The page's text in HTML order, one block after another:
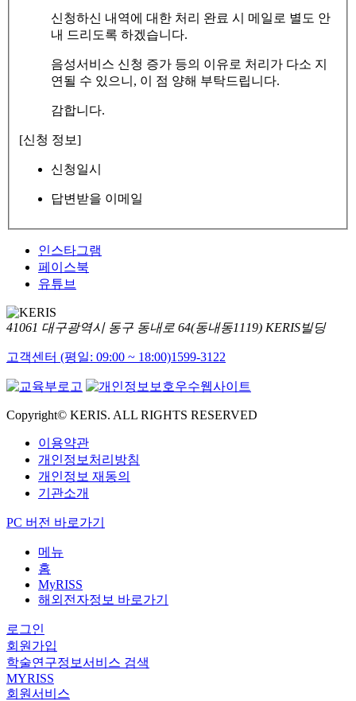
신청하신 내역에 대한 처리 완료 시 메일로 별도 안
내 드리도록 하겠습니다.
음성서비스 신청 증가 등의 이유로 처리가 다소 지
연될 수 있으니, 이 점 양해 부탁드립니다.
감합니다.
[신청 정보]
신청일시
답변받을 이메일
인스타그램
페이스북
유튜브
41061 대구광역시 동구 동내로 64(동내동1119) KERIS빌딩
고객센터 (평일: 09:00 ~ 18:00)1599-3122
Copyright© KERIS. ALL RIGHTS RESERVED
이용약관
개인정보처리방침
개인정보 재동의
기관소개
PC 버전 바로가기
메뉴
홈
MyRISS
해외전자정보 바로가기
로그인
회원가입
학술연구정보서비스 검색
MYRISS
회원서비스